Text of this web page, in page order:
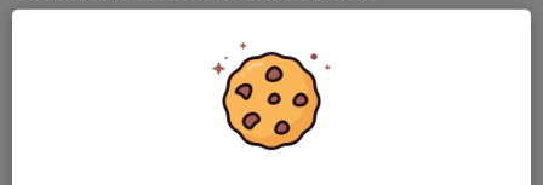
Anmälan är öppen för lagets medlemmar.